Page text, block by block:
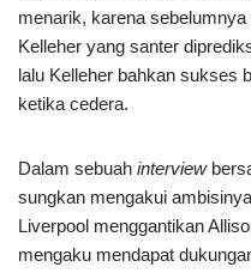
menarik, karena
Kelleher yang santer
lalu Kelleher bahkan sukses
ketika cedera.
Dalam sebuah interview
sungkan mengakui
Liverpool menggantikan
mengaku mendapat